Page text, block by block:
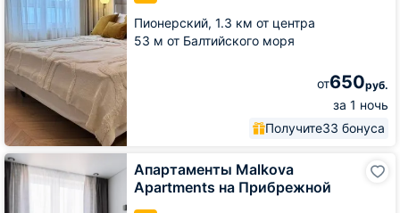
Пионерский, 1.3 км от центра
53 м от Балтийского моря
от650руб.
за 1 ночь
Получите33 бонуса
видом
море
Апартаменты Malkova
Apartments на Прибрежной
Апартаменты
Malkova